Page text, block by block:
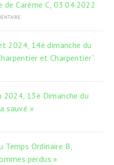
de Carême C, 03.04.2022
2024, 14è dimanche du
et Charpentier”
13è Dimanche du
sauvé »
Ordinaire B,
perdus »